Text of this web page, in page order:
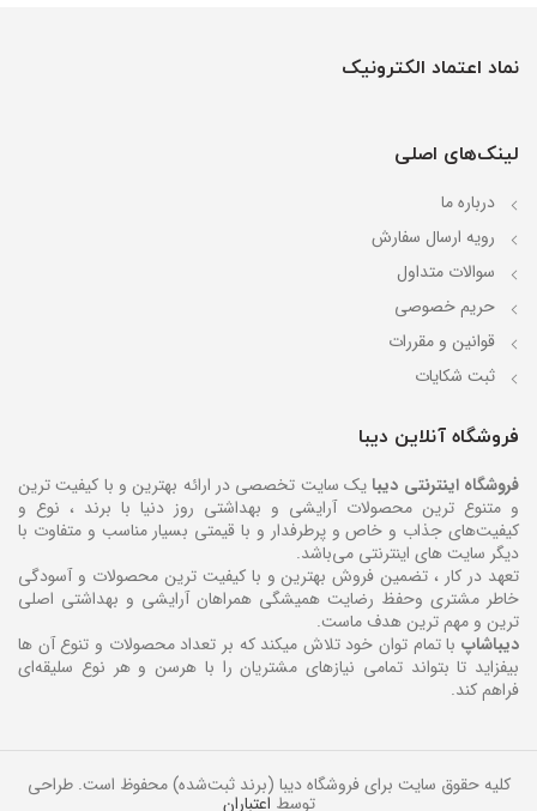
نماد اعتماد الکترونیک
لینک‌های اصلی
درباره ما
رویه ارسال سفارش
سوالات متداول
حریم خصوصی
قوانین و مقررات
ثبت شکایات
فروشگاه آنلاین دیبا
فروشگاه اینترنتی دیبا یک سایت تخصصی در ارائه بهترین و با کیفیت ترین
و متنوع ترین محصولات آرایشی و بهداشتی روز دنیا با برند ، نوع و
کیفیت‌های جذاب و خاص و پرطرفدار و با قیمتی بسیار مناسب و متفاوت با
دیگر سایت های اینترنتی می‌باشد.
تعهد در کار ، تضمین فروش بهترین و با کیفیت ترین محصولات و آسودگی
خاطر مشتری وحفظ رضایت همیشگی همراهان آرایشی و بهداشتی اصلی
ترین و مهم ترین هدف ماست.
دیباشاپ با تمام توان خود تلاش میکند که بر تعداد محصولات و تنوع آن ها
بیفزاید تا بتواند تمامی نیازهای مشتریان را با هرسن و هر نوع سلیقه‌ای
فراهم کند.
کلیه حقوق سایت برای فروشگاه دیبا (برند ثبت‌شده) محفوظ است. طراحی
توسط اعتباران